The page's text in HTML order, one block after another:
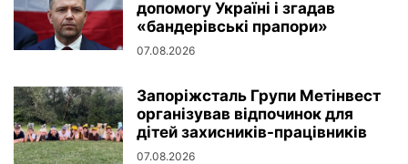
допомогу Україні і згадав
«бандерівські прапори»
07.08.2026
Запоріжсталь Групи Метінвест
організував відпочинок для
дітей захисників-працівників
07.08.2026